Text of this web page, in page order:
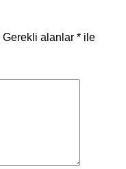
Gerekli alanlar * ile